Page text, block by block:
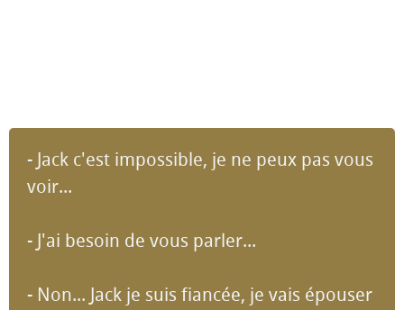
- Jack c'est impossible, je ne peux pas vous
voir...
- J'ai besoin de vous parler...
- Non... Jack je suis fiancée, je vais épouser